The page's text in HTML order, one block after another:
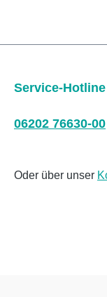
Service-Hotline
06202 76630-00
Oder über unser